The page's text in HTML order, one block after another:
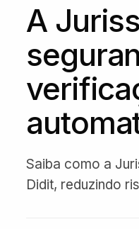
A
Saiba como a
Didit, reduzindo